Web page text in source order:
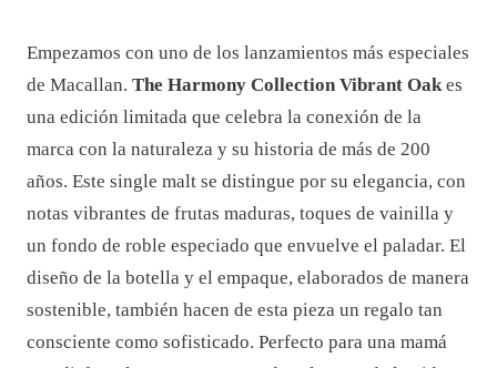
Empezamos con uno de los lanzamientos más especiales
de Macallan. The Harmony Collection Vibrant Oakes
una edición limitada que celebra la conexión de la
marca con la naturaleza y su historia de más de 200
años. Este single malt se distingue por su elegancia, con
notas vibrantes de frutas maduras, toques de vainilla y
un fondo de roble especiado que envuelve el paladar. El
diseño de la botella y el empaque, elaborados de manera
sostenible, también hacen de esta pieza un regalo tan
consciente como sofisticado. Perfecto para una mamá